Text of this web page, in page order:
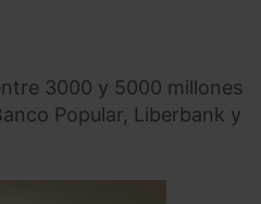
3000 y 5000 millones
Popular, Liberbank y